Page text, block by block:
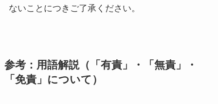
ないことにつきご了承ください。
参考：用語解説（「有責」・「無責」・
「免責」について）